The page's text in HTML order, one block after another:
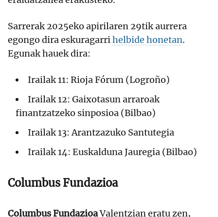
Sarrerak 2025eko apirilaren 29tik aurrera
egongo dira eskuragarrihelbide honetan.
Egunak hauek dira:
Irailak 11: Rioja Fórum (Logroño)
Irailak 12: Gaixotasun arraroak
finantzatzeko sinposioa (Bilbao)
Irailak 13: Arantzazuko Santutegia
Irailak 14: Euskalduna Jauregia (Bilbao)
Columbus Fundazioa
Columbus FundazioaValentzian eratu zen,